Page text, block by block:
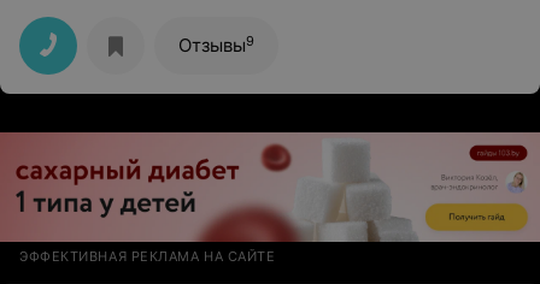
все мои идеи, результат меня очень порадовал. Очень
рада, что встретила такого мастера.
Отзывы9
ЭФФЕКТИВНАЯ РЕКЛАМА НА САЙТЕ